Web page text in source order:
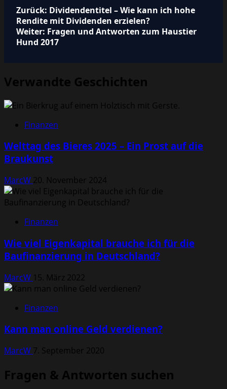
Beitragsnavigation
Zurück: Dividendentitel – Wie kann ich hohe
Rendite mit Dividenden erzielen?
Weiter: Fragen und Antworten zum Haustier
Hund 2017
Verwandte Geschichten
Finanzen
Welttag des Bieres 2025 – Ein Prost auf die
Braukunst
MarcW 20. November 2024
Finanzen
Wie viel Eigenkapital brauche ich für die
Baufinanzierung in Deutschland?
MarcW 15. März 2022
Finanzen
Kann man online Geld verdienen?
MarcW 7. September 2020
Fragen & Antworten suchen